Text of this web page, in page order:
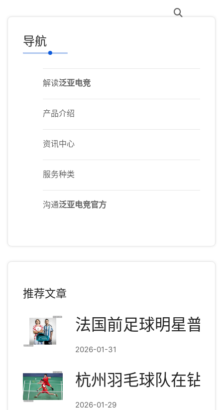
导航
解读泛亚电竞
产品介绍
资讯中心
服务种类
沟通泛亚电竞官方
推荐文章
法国前足球明星普
2026-01-31
杭州羽毛球队在钻
2026-01-29